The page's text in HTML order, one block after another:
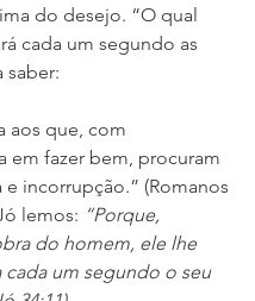
do desejo. “O qual
cada um segundo as
saber:
aos que, com
em fazer bem, procuram
incorrupção.” (Romanos
lemos: “Porque,
do homem, ele lhe
cada um segundo o seu